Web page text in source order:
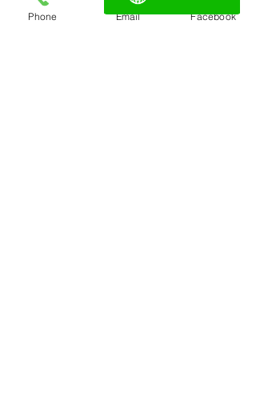
Phone Email Facebook